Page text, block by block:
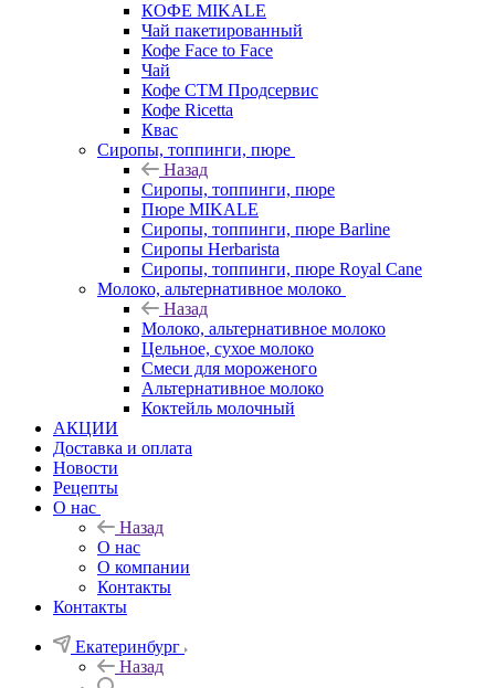
КОФЕ MIKALE
Чай пакетированный
Кофе Face to Face
Чай
Кофе СТМ Продсервис
Кофе Ricetta
Квас
Сиропы, топпинги, пюре
Назад
Сиропы, топпинги, пюре
Пюре MIKALE
Сиропы, топпинги, пюре Barline
Сиропы Herbarista
Сиропы, топпинги, пюре Royal Cane
Молоко, альтернативное молоко
Назад
Молоко, альтернативное молоко
Цельное, сухое молоко
Смеси для мороженого
Альтернативное молоко
Коктейль молочный
АКЦИИ
Доставка и оплата
Новости
Рецепты
О нас
Назад
О нас
О компании
Контакты
Контакты
Екатеринбург
Назад